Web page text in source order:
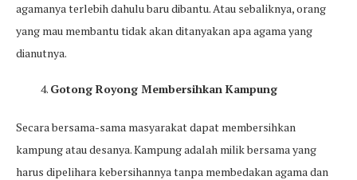
agamanya terlebih dahulu baru dibantu. Atau sebaliknya, orang
yang mau membantu tidak akan ditanyakan apa agama yang
dianutnya.
Gotong Royong Membersihkan Kampung
Secara bersama-sama masyarakat dapat membersihkan
kampung atau desanya. Kampung adalah milik bersama yang
harus dipelihara kebersihannya tanpa membedakan agama dan